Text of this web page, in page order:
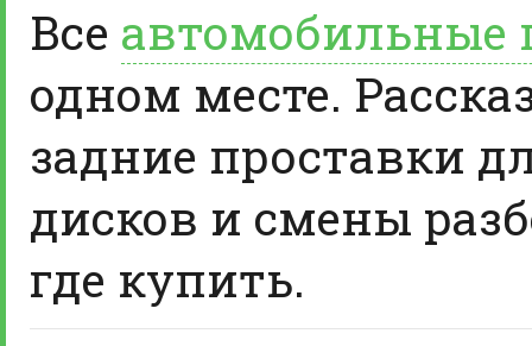
Все автомобильные
одном месте.
задние проставки
дисков и смены
где купить.